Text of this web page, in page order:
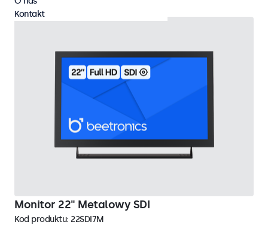
Monitor 22" Metalowy SDI
Kod produktu: 22SDI7M
Kontakt